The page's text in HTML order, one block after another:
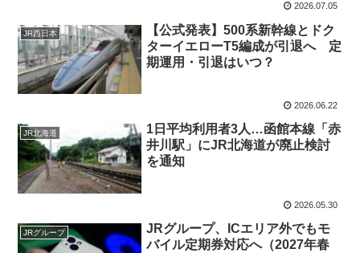
2026.07.05
JR西日本
【公式発表】500系新幹線とドク
ターイエローT5編成が引退へ 定
期運用・引退はいつ？
2026.06.22
JR北海道
1日平均利用者3人…函館本線「赤
井川駅」にJR北海道が廃止検討
を通知
2026.05.30
JRグループ
JRグループ、ICエリア外でもモ
バイル定期券対応へ（2027年春